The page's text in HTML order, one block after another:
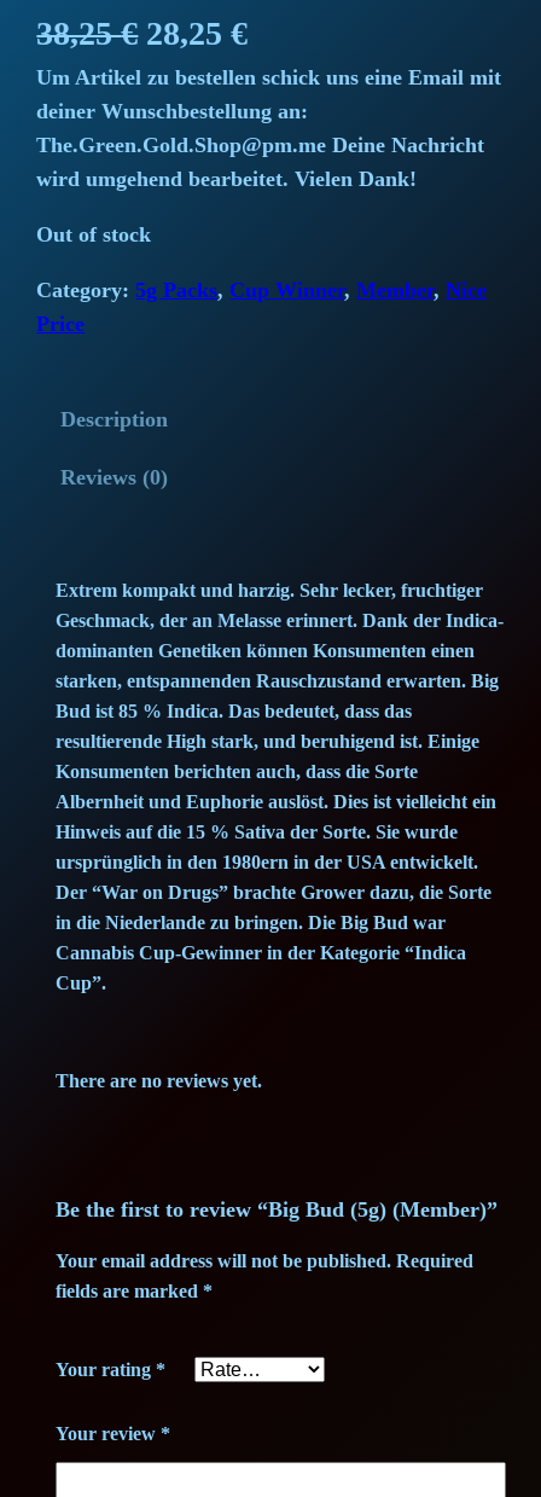
38,25€ O
r
i
g
i
n
c
e
w
a
s
:
3
2
€
.
28,25€C
u
r
r
n
e
i
s
:
2
8
,
.
Um Artikel zu bestellen schick uns eine Email mit
deiner Wunschbestellung an:
The.Green.Gold.Shop@pm.me Deine Nachricht
wird umgehend bearbeitet. Vielen Dank!
Out of stock
Category:5g Packs, Cup Winner, Member, Nice
Price
Description
Reviews (0)
Extrem kompakt und harzig. Sehr lecker, fruchtiger
Geschmack, der an Melasse erinnert. Dank der Indica-
dominanten Genetiken können Konsumenten einen
starken, entspannenden Rauschzustand erwarten. Big
Bud ist 85 % Indica. Das bedeutet, dass das
resultierende High stark, und beruhigend ist. Einige
Konsumenten berichten auch, dass die Sorte
Albernheit und Euphorie auslöst. Dies ist vielleicht ein
Hinweis auf die 15 % Sativa der Sorte. Sie wurde
ursprünglich in den 1980ern in der USA entwickelt.
Der “War on Drugs” brachte Grower dazu, die Sorte
in die Niederlande zu bringen. Die Big Bud war
Cannabis Cup-Gewinner in der Kategorie “Indica
Cup”.
There are no reviews yet.
Be the first to review “Big Bud (5g) (Member)”
Your email address will not be published. Required
fields are marked*
Your rating *
Your review *